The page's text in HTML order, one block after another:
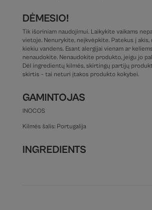
DĖMESIO!
Tik išoriniam naudojimui. Laikykite vaikams
vietoje. Nenurykite, neįkvėpkite. Patekus į
kiekiu vandens. Esant alergijai vienam ar
nenaudokite. Nenaudokite produkto, jeigu jo
Dėl ingredientų kilmės, skirtingų partijų
skirtis – tai neturi įtakos produkto kokybei.
GAMINTOJAS
INOCOS
Kilmės šalis: Portugalija
INGREDIENTS